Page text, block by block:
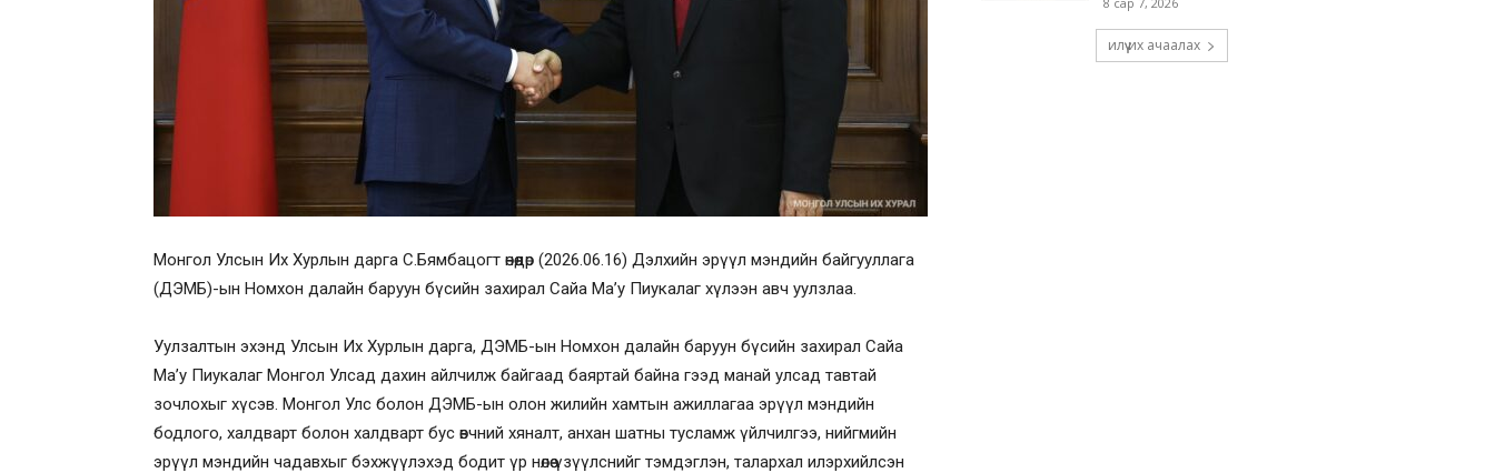
Монгол Улсын Их Хурлын дарга С.Бямбацогт өнөөдөр (2026.06.16) Дэлхийн эрүүл мэндийн байгууллага
(ДЭМБ)-ын Номхон далайн баруун бүсийн захирал Сайа Ма’у Пиукалаг хүлээн авч уулзлаа.
Уулзалтын эхэнд Улсын Их Хурлын дарга, ДЭМБ-ын Номхон далайн баруун бүсийн захирал Сайа
Ма’у Пиукалаг Монгол Улсад дахин айлчилж байгаад баяртай байна гээд манай улсад тавтай
зочлохыг хүсэв. Монгол Улс болон ДЭМБ-ын олон жилийн хамтын ажиллагаа эрүүл мэндийн
бодлого, халдварт болон халдварт бус өвчний хяналт, анхан шатны тусламж үйлчилгээ, нийгмийн
эрүүл мэндийн чадавхыг бэхжүүлэхэд бодит үр нөлөө үзүүлснийг тэмдэглэн, талархал илэрхийлсэн
илүү их ачаалах